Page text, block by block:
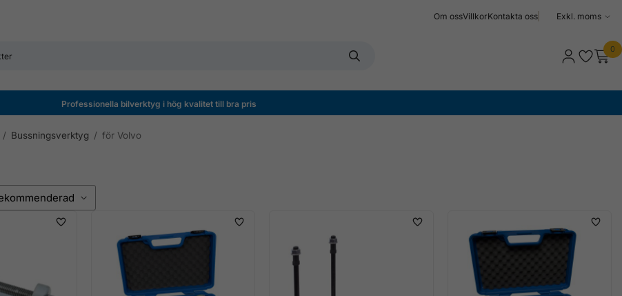
Om ossVillkorKontakta oss
Välj
0
Professionella bilverktyg i hög kvalitet till bra pris
/ Bussningsverktyg / för Volvo